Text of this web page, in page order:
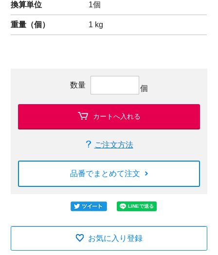
換算単位 1個
重量（個 ） 1 kg
数量 個
カートへ入れる
ご注文方法
品番でまとめて注文
お気に入り登録